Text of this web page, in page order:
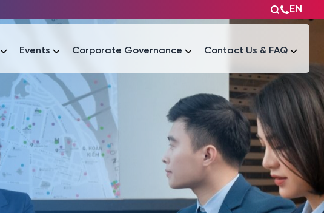
EN
Sự kiện
Events Corporate Governance Contact Us & FAQ
Tài liệu